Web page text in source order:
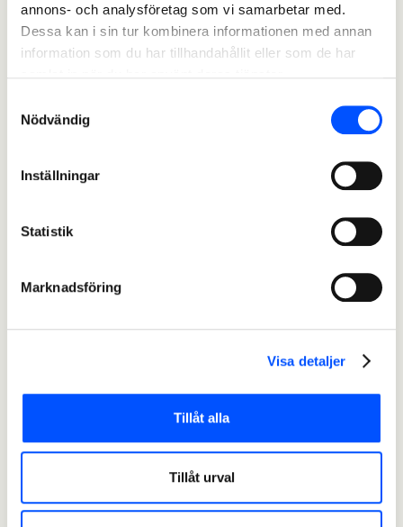
annons- och analysföretag som vi samarbetar med.
Dessa kan i sin tur kombinera informationen med annan
information som du har tillhandahållit eller som de har
Nödvändig
Inställningar
Statistik
Marknadsföring
Visa detaljer
Tillåt alla
Tillåt urval